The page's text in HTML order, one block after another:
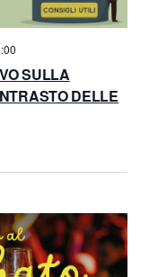
e
a
i
g
a
SULLA
DELLE